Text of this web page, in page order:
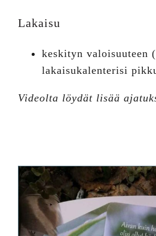
Lakaisu
keskityn valoisuuteen
lakaisukalenterisi
Videolta löydät lisää